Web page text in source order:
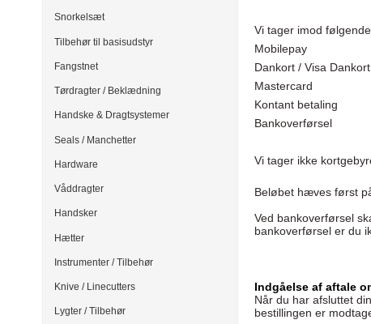
Snorkelsæt
Tilbehør til basisudstyr
Fangstnet
Tørdragter / Beklædning
Handske & Dragtsystemer
Seals / Manchetter
Hardware
Våddragter
Handsker
Hætter
Instrumenter / Tilbehør
Knive / Linecutters
Lygter / Tilbehør
Vi tager imod
Mobilepay
Dankort / Visa Dankort
Mastercard
Kontant betaling
Bankoverførsel
Vi tager ikke
Beløbet hæves først
Ved bankoverførsel
bankoverførsel erdu
Indgåelse af aftale
Når du har afsluttet
bestillingen er